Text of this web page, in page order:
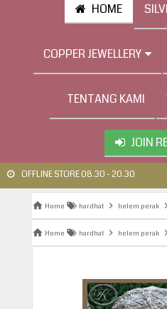
HOME
COPPER JEWELLERY
TENTANG KAMI
JOIN
OFFLINE STORE 08.30 - 20.30
Home hardhat helem perak
Home hardhat helem perak